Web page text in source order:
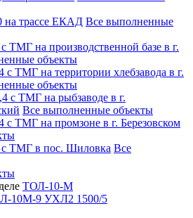
трассе ЕКАД Все выполненные
на производственной базе в г.
объекты
ТМГ на территории хлебзавода в г.
объекты
с ТМГ на рыбзаводе в г.
Все выполненные объекты
ТМГ на промзоне в г. Березовском
ТМГ в пос. Шиловка Все
ТОЛ-10-М
10М-9 УХЛ2 1500/5